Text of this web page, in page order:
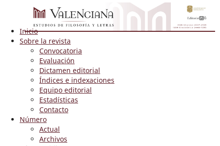
Inicio
Sobre la revista
Convocatoria
Evaluación
Dictamen editorial
Índices e indexaciones
Equipo editorial
Estadísticas
Contacto
Número
Actual
Archivos